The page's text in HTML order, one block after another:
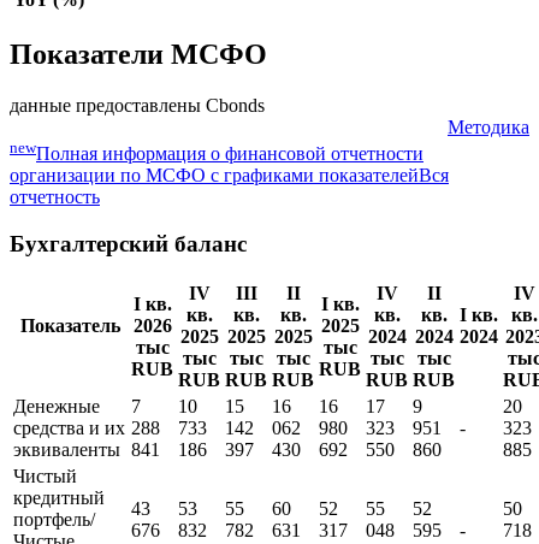
Активы,
Капитал,
-1,10 32,24
данные предоставлены Cbonds
Полная информация о финансовой отчетности
организации по МСФО с графиками показателей
Бухгалтерский баланс
Показатель
2026
тыс
RUB
IV
кв.
2025
тыс
RUB
III
кв.
2025
тыс
RUB
II
кв.
2025
тыс
RUB
2025
тыс
RUB
IV
кв.
2024
тыс
RUB
II
кв.
2024
тыс
RUB
IV
кв.
Денежные
средства и их
эквиваленты
288
841
733
186
142
397
062
430
980
692
323
550
951
860
323
885